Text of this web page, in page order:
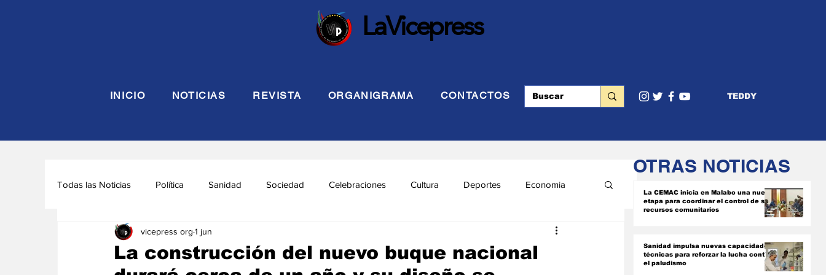
LaVicepress
INICIO NOTICIAS REVISTA ORGANIGRAMA CONTACTOS TEDDY
Todas las Noticias Política Sanidad Sociedad Celebraciones Cultura Deportes Economia
Seguridad y Defensa Turismo INTERIOR
La construcción del nuevo buque nacional
vicepress org 1 jun
OTRAS NOTICIAS
La CEMAC inicia en Malabo una nueva
etapa para coordinar el control de sus
recursos comunitarios
Sanidad impulsa nuevas capacidades
técnicas para reforzar la lucha contra
el paludismo